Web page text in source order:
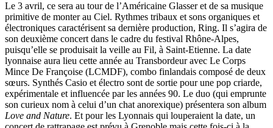
Le 3 avril, ce sera au tour de l’Américaine Glasser et de sa musique
primitive de monter au Ciel. Rythmes tribaux et sons organiques et
électroniques caractérisent sa dernière production, Ring. Il s’agira de
son deuxième concert dans le cadre du festival Rhône-Alpes,
puisqu’elle se produisait la veille au Fil, à Saint-Etienne. La date
lyonnaise aura lieu cette année au Transbordeur avec Le Corps
Mince De Françoise (LCMDF), combo finlandais composé de deux
sœurs. Synthés Casio et électro sont de sortie pour une pop criarde,
expérimentale et influencée par les années 90. Le duo (qui emprunte
son curieux nom à celui d’un chat anorexique) présentera son album
Love and Nature. Et pour les Lyonnais qui louperaient la date, un